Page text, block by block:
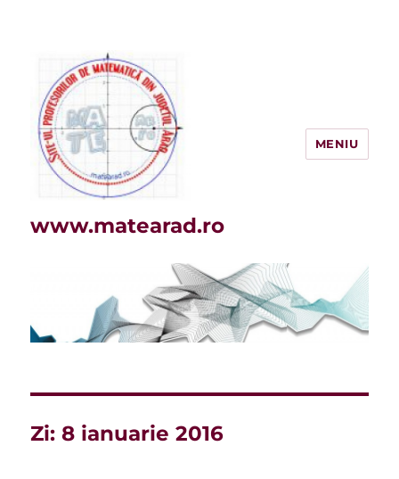
www.matearad.ro
MENIU
Zi:8 ianuarie 2016